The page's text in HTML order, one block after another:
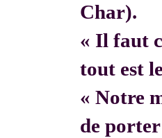
Char).
« Il faut
tout est
« Notre
de